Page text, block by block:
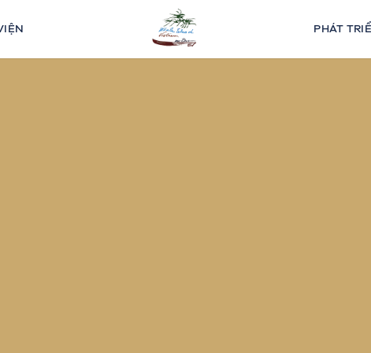
PHÁT